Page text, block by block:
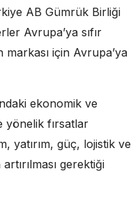
AB Gümrük Birliği
Avrupa’ya sıfır
için Avrupa’ya
ekonomik ve
yönelik fırsatlar
yatırım, güç, lojistik ve
gerektiği